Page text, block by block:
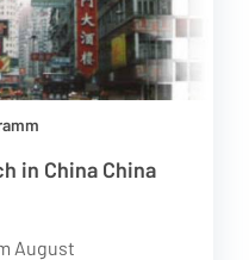
in China China
August